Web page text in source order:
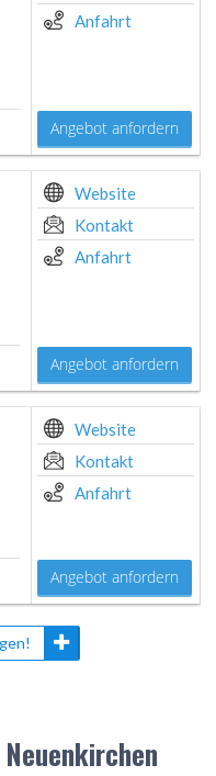
Anfahrt
Angebot anfordern
Website
Kontakt
Anfahrt
Angebot anfordern
Website
Kontakt
Anfahrt
Angebot anfordern